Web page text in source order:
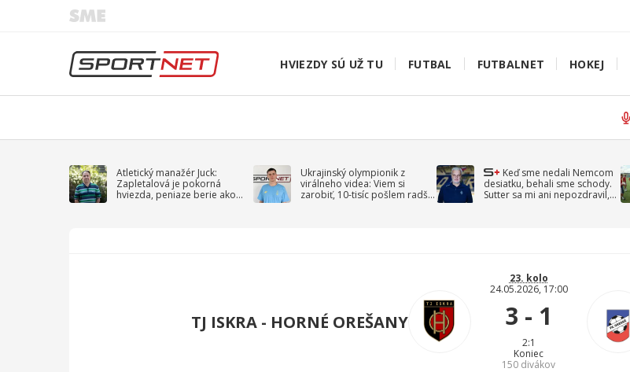
HVIEZDY SÚ UŽ TU FUTBAL FUTBALNET HOKEJ
Atletický manažér Juck:
Zapletalová je pokorná
hviezda, peniaze berie ako
Ukrajinský olympionik z
virálneho videa: Viem si
zarobiť, 10-tisíc pošlem radšej
Keď sme nedali Nemcom
desiatku, behali sme schody.
Sutter sa mi ani nepozdravil,
TJ ISKRA - HORNÉ OREŠANY
23. kolo
24.05.2026, 17:00
3 - 1
2:1
Koniec
150 divákov